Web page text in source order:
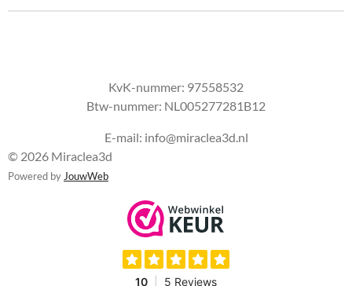
KvK-nummer: 97558532
Btw-nummer: NL005277281B12
E-mail: info@miraclea3d.nl
© 2026 Miraclea3d
Powered by JouwWeb